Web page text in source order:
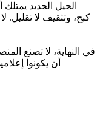
الجيل الجديد
كبح، وتثقيف لا
في النهاية، لا تصنع
أن يكونوا